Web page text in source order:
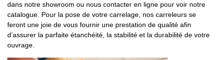
dans notre showroom ou nous contacter en ligne pour voir notre
catalogue. Pour la pose de votre carrelage, nos carreleurs se
feront une joie de vous fournir une prestation de qualité afin
d’assurer la parfaite étanchéité, la stabilité et la durabilité de votre
ouvrage.